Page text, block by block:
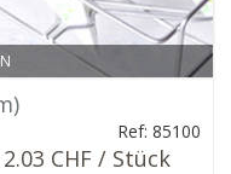
Ref: 85100
2.03 CHF / Stück